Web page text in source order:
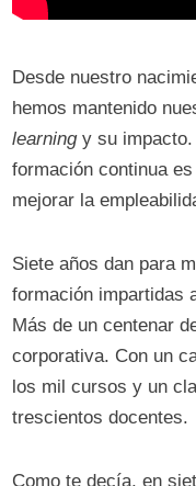
Desde nuestro
hemos mantenido
learningy su impacto.
formación continua
mejorar la
Siete años dan para
formación impartidas
Más de un centenar
corporativa. Con un
los mil cursos y un
trescientos docentes.
Como te decía, en